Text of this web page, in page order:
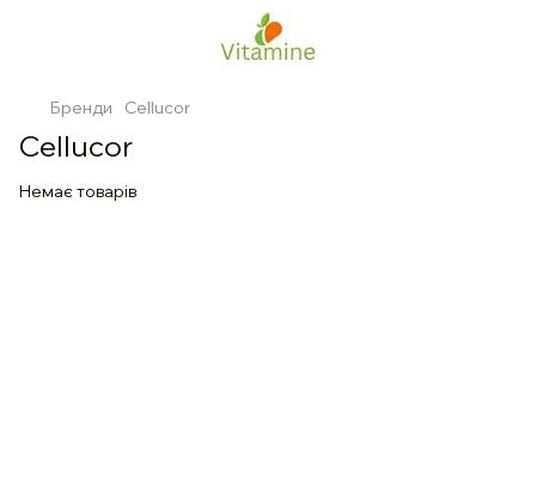
Бренди Cellucor
Cellucor
Немає товарів